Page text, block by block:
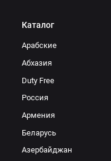
Каталог
Арабские
Абхазия
Duty Free
Россия
Армения
Беларусь
Азербайджан